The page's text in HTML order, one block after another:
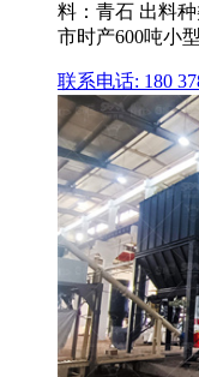
料：青石 出料
市时产600吨小
联系电话: 180